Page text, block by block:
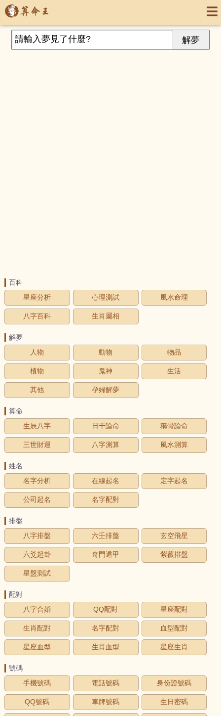
百科
星座分析
心理測試 風水命理
八字百科 生肖屬相
解夢
人物
動物 物品
植物 鬼神 生活
其他 孕婦解夢
算命
生辰八字
日干論命 稱骨論命
三世財運 八字測算 風水測算
姓名
名字分析
在線起名 定字起名
公司起名 名字配對
排盤
八字排盤
六壬排盤 玄空飛星
六爻起卦 奇門遁甲 紫薇排盤
星盤測試
配對
八字合婚
QQ配對 星座配對
生肖配對 名字配對 血型配對
星座血型 生肖血型 星座生肖
號碼
手機號碼
電話號碼 身份證號碼
QQ號碼 車牌號碼 生日密碼